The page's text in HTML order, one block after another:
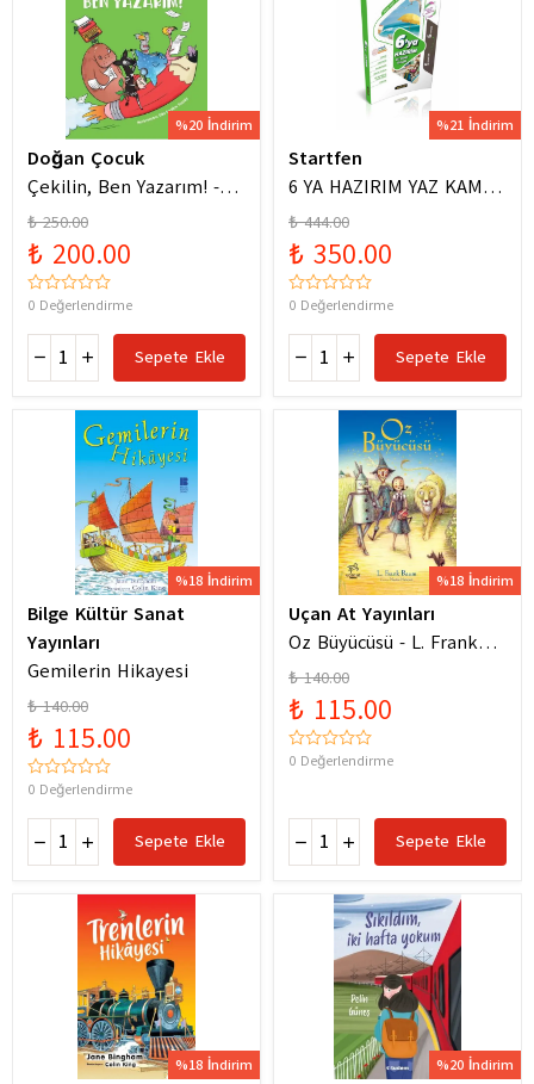
%20 İndirim
Doğan Çocuk
Çekilin, Ben Yazarım! -
Anıl Basılı
₺ 250.00
₺ 200.00
0 Değerlendirme
Sepete Ekle
%21 İndirim
Startfen
6 YA HAZIRIM YAZ KAMPI
FÖYLERİ
₺ 444.00
₺ 350.00
0 Değerlendirme
Sepete Ekle
%18 İndirim
Bilge Kültür Sanat
Yayınları
Gemilerin Hikayesi
₺ 140.00
₺ 115.00
0 Değerlendirme
Sepete Ekle
%18 İndirim
Uçan At Yayınları
Oz Büyücüsü - L. Frank
Baum
₺ 140.00
₺ 115.00
0 Değerlendirme
Sepete Ekle
%18 İndirim %20 İndirim